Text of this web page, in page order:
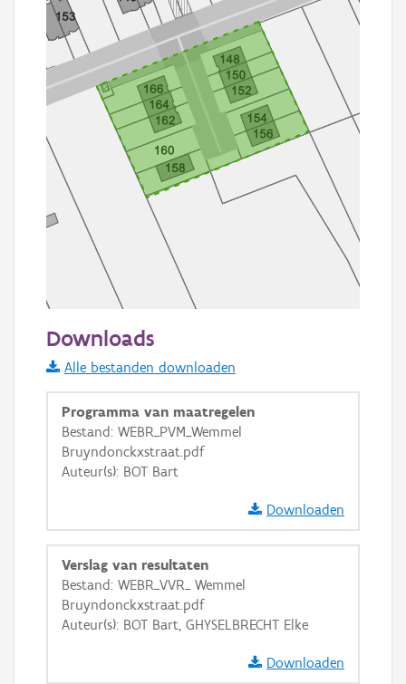
Informatie Vlaanderen
i
+ −
Basis Lagen
OSM-Basiskaart
Downloads
Alle bestanden downloaden
Programma van maatregelen
Bestand: WEBR_PVM_Wemmel
Bruyndonckxstraat.pdf
Auteur(s): BOT Bart
Downloaden
Verslag van resultaten
Bestand: WEBR_VVR_ Wemmel
Bruyndonckxstraat.pdf
Auteur(s): BOT Bart, GHYSELBRECHT Elke
Downloaden